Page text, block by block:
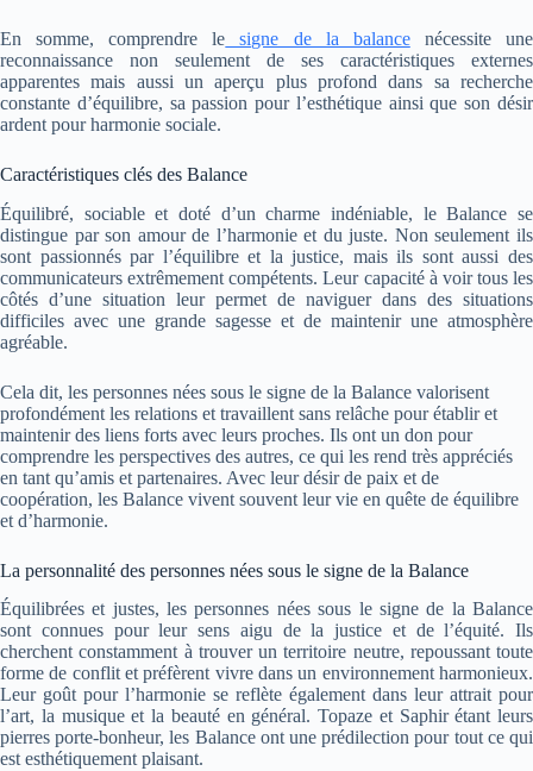
En somme, comprendre le signe de la balancenécessite une
reconnaissance non seulement de ses caractéristiques externes
apparentes mais aussi un aperçu plus profond dans sa recherche
constante d’équilibre, sa passion pour l’esthétique ainsi que son désir
ardent pour harmonie sociale.
Caractéristiques clés des Balance
Équilibré, sociable et doté d’un charme indéniable, le Balance se
distingue par son amour de l’harmonie et du juste. Non seulement ils
sont passionnés par l’équilibre et la justice, mais ils sont aussi des
communicateurs extrêmement compétents. Leur capacité à voir tous les
côtés d’une situation leur permet de naviguer dans des situations
difficiles avec une grande sagesse et de maintenir une atmosphère
agréable.
Cela dit, les personnes nées sous le signe de la Balance valorisent
profondément les relations et travaillent sans relâche pour établir et
maintenir des liens forts avec leurs proches. Ils ont un don pour
comprendre les perspectives des autres, ce qui les rend très appréciés
en tant qu’amis et partenaires. Avec leur désir de paix et de
coopération, les Balance vivent souvent leur vie en quête de équilibre
et d’harmonie.
La personnalité des personnes nées sous le signe de la Balance
Équilibrées et justes, les personnes nées sous le signe de la Balance
sont connues pour leur sens aigu de la justice et de l’équité. Ils
cherchent constamment à trouver un territoire neutre, repoussant toute
forme de conflit et préfèrent vivre dans un environnement harmonieux.
Leur goût pour l’harmonie se reflète également dans leur attrait pour
l’art, la musique et la beauté en général. Topaze et Saphir étant leurs
pierres porte-bonheur, les Balance ont une prédilection pour tout ce qui
est esthétiquement plaisant.